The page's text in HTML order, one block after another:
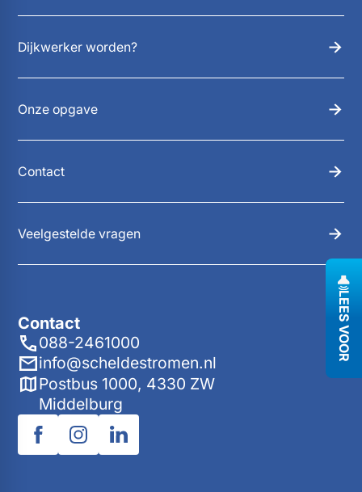
LEES VOOR
Contact
088-2461000
info@scheldestromen.nl
Postbus 1000, 4330 ZW
Middelburg
Dijkwerker worden?
Onze opgave
Contact
Veelgestelde vragen